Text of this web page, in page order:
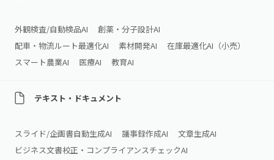
外観検査/自動検品AI
創薬・分子設計AI
配車・物流ルート最適化AI
素材開発AI
在庫最適化AI（小売）
スマート農業AI
医療AI 教育AI
テキスト・ドキュメント
スライド/企画書自動生成AI 議事録作成AI
文章生成AI
ビジネス文書校正・コンプライアンスチェックAI